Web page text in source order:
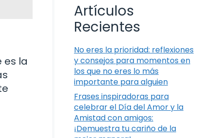
es la
Artículos
Recientes
No eres la prioridad: reflexiones
y consejos para momentos en
los que no eres lo más
importante para alguien
Frases inspiradoras para
celebrar el Día del Amor y la
Amistad con amigos:
¡Demuestra tu cariño de la